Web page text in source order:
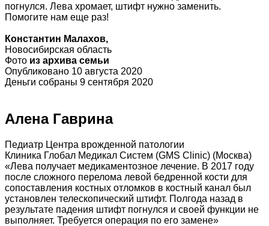
погнулся. Лева хромает, штифт нужно заменить.
Помогите нам еще раз!
Константин Малахов,
Новосибирская область
Фото из архива семьи
Опубликовано 10 августа 2020
Деньги собраны 9 сентября 2020
Алена Гаврина
Педиатр Центра врожденной патологии
Клиника Глобал Медикал Систем (GMS Clinic) (Москва)
«Лева получает медикаментозное лечение. В 2017 году
после сложного перелома левой бедренной кости для
сопоставления костных отломков в костный канал был
установлен телескопический штифт. Полгода назад в
результате падения штифт погнулся и своей функции не
выполняет. Требуется операция по его замене»